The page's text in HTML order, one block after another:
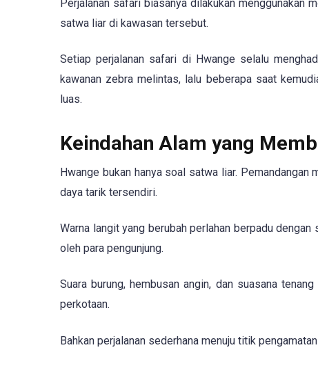
Perjalanan safari biasanya dilakukan menggunakan
satwa liar di kawasan tersebut.
Setiap perjalanan safari di Hwange selalu
kawanan zebra melintas, lalu beberapa saat
luas.
Keindahan Alam yang
Hwange bukan hanya soal satwa liar.
daya tarik tersendiri.
Warna langit yang berubah perlahan berpadu
oleh para pengunjung.
Suara burung, hembusan angin, dan suasana
perkotaan.
Bahkan perjalanan sederhana menuju titik